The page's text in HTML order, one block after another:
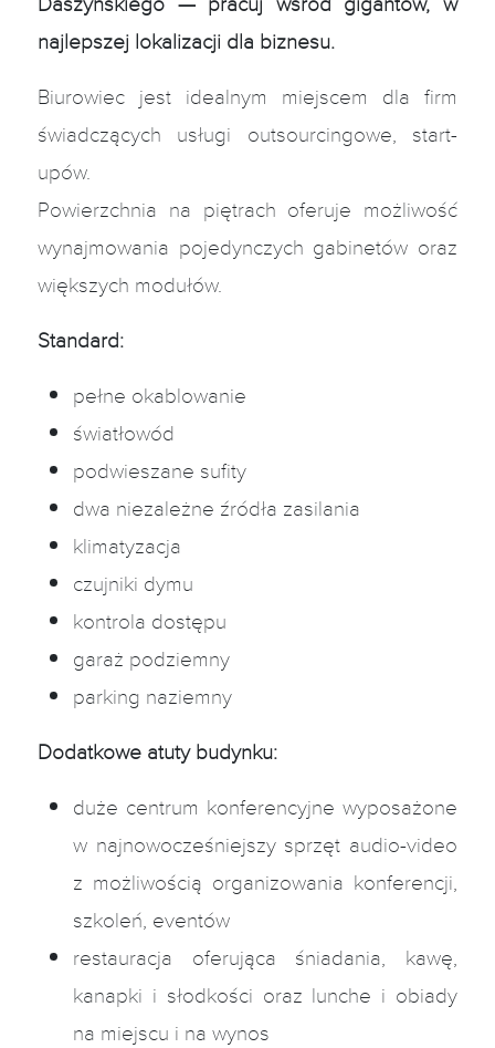
najlepszej lokalizacji dla biznesu.
Biurowiec jest idealnym miejscem dla firm
świadczących usługi outsourcingowe, start-
upów.
Powierzchnia na piętrach oferuje możliwość
wynajmowania pojedynczych gabinetów oraz
większych modułów.
Standard:
pełne okablowanie
światłowód
podwieszane sufity
dwa niezależne źródła zasilania
klimatyzacja
czujniki dymu
kontrola dostępu
garaż podziemny
parking naziemny
Dodatkowe atuty budynku:
duże centrum konferencyjne wyposażone
w najnowocześniejszy sprzęt audio-video
z możliwością organizowania konferencji,
szkoleń, eventów
restauracja oferująca śniadania, kawę,
kanapki i słodkości oraz lunche i obiady
na miejscu i na wynos